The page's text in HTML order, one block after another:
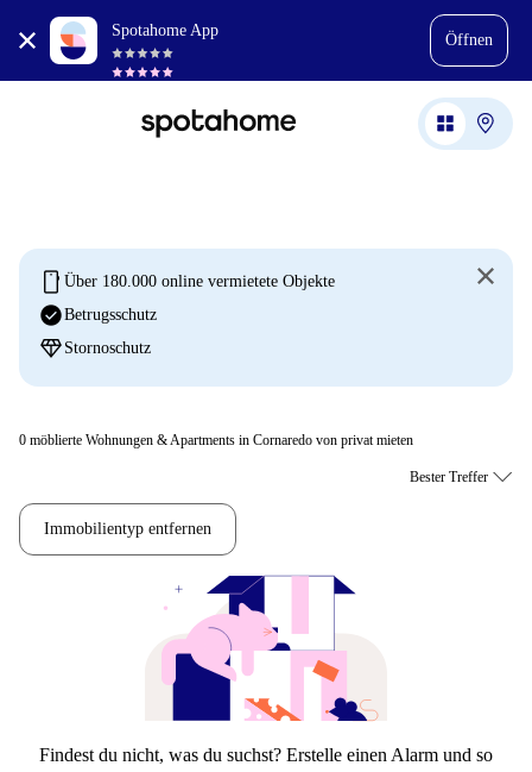
Spotahome App
Öffnen
mobile Über 180.000 online vermietete Objekte
check_circleBetrugsschutz
diamond Stornoschutz
0 möblierte Wohnungen & Apartments in Cornaredo von privat mieten
Immobilientyp entfernen
Findest du nicht, was du suchst? Erstelle einen Alarm und so